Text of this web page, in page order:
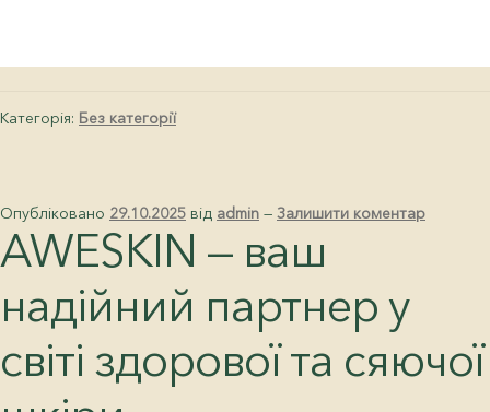
Категорія: Без категорії
Опубліковано 29.10.2025 від admin — Залишити коментар
AWESKIN — ваш
надійний партнер у
світі здорової та сяючої